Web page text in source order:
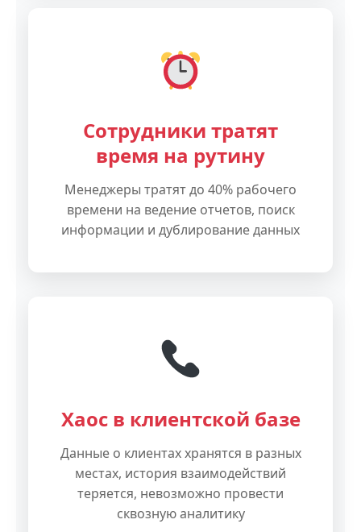
Сотрудники тратят
время на рутину
Менеджеры тратят до 40% рабочего
времени на ведение отчетов, поиск
информации и дублирование данных
Хаос в клиентской базе
Данные о клиентах хранятся в разных
местах, история взаимодействий
теряется, невозможно провести
сквозную аналитику